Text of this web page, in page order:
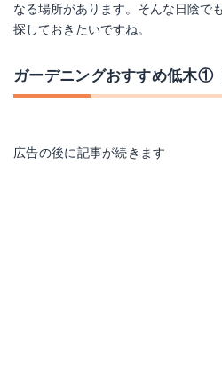
なる場所があります。そんな日陰で
探しておきたいですね。
ガーデニングおすすめ低木①
広告の後に記事が続きます